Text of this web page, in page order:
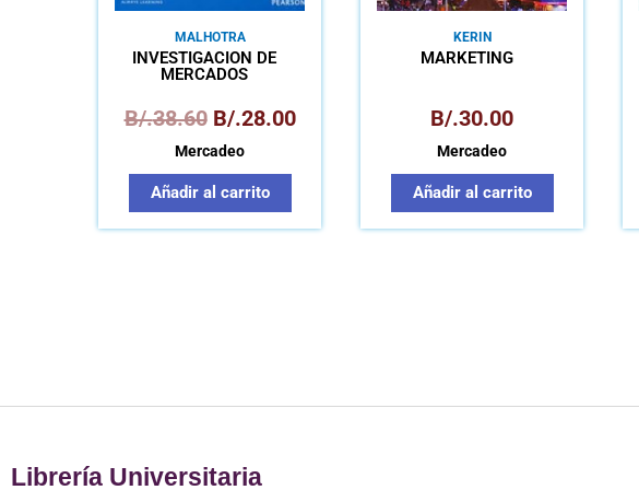
MALHOTRA
INVESTIGACIÓN DE
MERCADOS
B/.38.60 B/.28.00
Mercadeo
Añadir al carrito
KERIN
MARKETING
B/.30.00
Mercadeo
Añadir al carrito
Librería Universitaria